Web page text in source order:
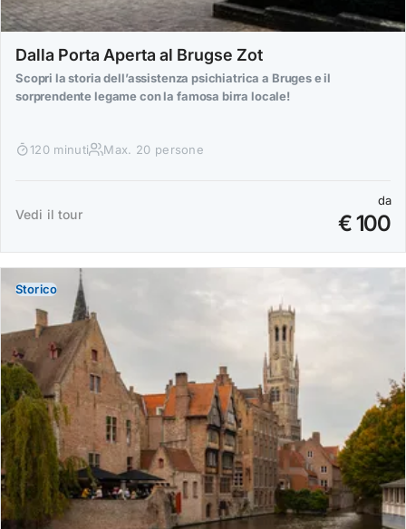
Dalla Porta Aperta al Brugse Zot
Scopri la storia dell’assistenza psichiatrica a Bruges e il
sorprendente legame con la famosa birra locale!
120 minuti Max. 20 persone
Vedi il tour
da
€ 100
Storico